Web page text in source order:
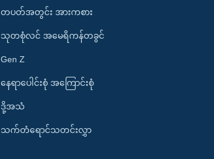
တပတ်အတွင်း အားကစား
သုတစုံလင် အမေရိကန်တခွင်
Gen Z
နေရာပေါင်းစုံ အကြောင်းစုံ
ဒို့အသံ
သက်တံရောင်သတင်းလွှာ